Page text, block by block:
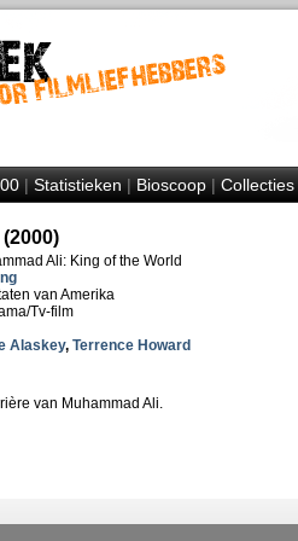
|Statistieken|Bioscoop|Collecties
Ali: King of the World
van Amerika
Tv-film
Alaskey, Terrence Howard
van Muhammad Ali.